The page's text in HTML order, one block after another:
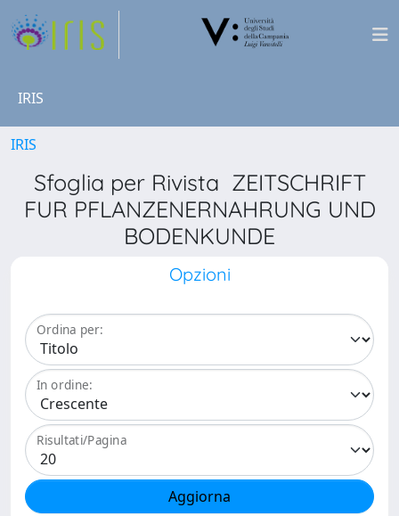
IRIS
IRIS
Sfoglia per Rivista ZEITSCHRIFT
FUR PFLANZENERNAHRUNG UND
BODENKUNDE
Opzioni
Ordina per:
In ordine:
Risultati/Pagina